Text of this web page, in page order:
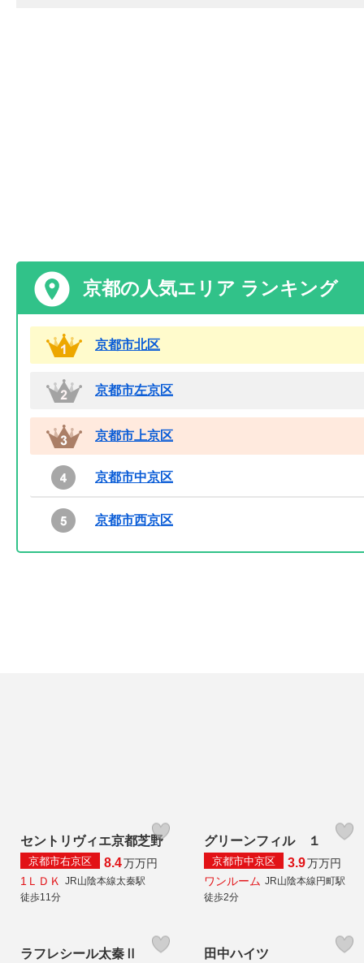
京都の人気エリア ランキング
京都市北区
京都市左京区
京都市上京区
京都市中京区
京都市西京区
セントリヴィエ京都芝野
京都市右京区 8.4万万円
1ＬＤＫ
JR山陰本線太秦駅
徒歩11分
グリーンフィル １
京都市中京区 3.9万万円
ワンルーム JR山陰本線円町駅
徒歩2分
ラフレシール太秦Ⅱ 田中ハイツ